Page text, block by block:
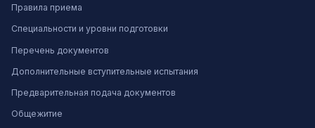
Правила приема
Специальности и уровни подготовки
Перечень документов
Дополнительные вступительные испытания
Предварительная подача документов
Общежитие